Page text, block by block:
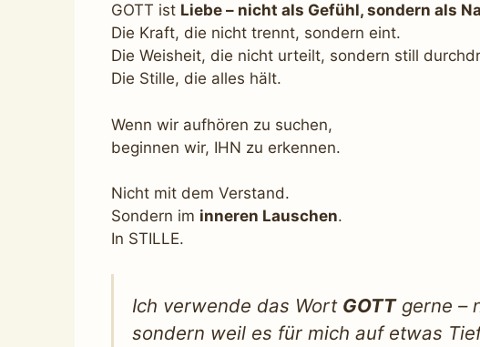
GOTT ist Liebe – nicht als Gefühl, sondern als
Die Kraft, die nicht trennt, sondern eint.
Die Weisheit, die nicht urteilt, sondern still
Die Stille, die alles hält.
Wenn wir aufhören zu suchen,
beginnen wir, IHN zu erkennen.
Nicht mit dem Verstand.
Sondern im inneren Lauschen.
In STILLE.
Ich verwende das Wort GOTTgerne –
sondern weil es für mich auf etwas